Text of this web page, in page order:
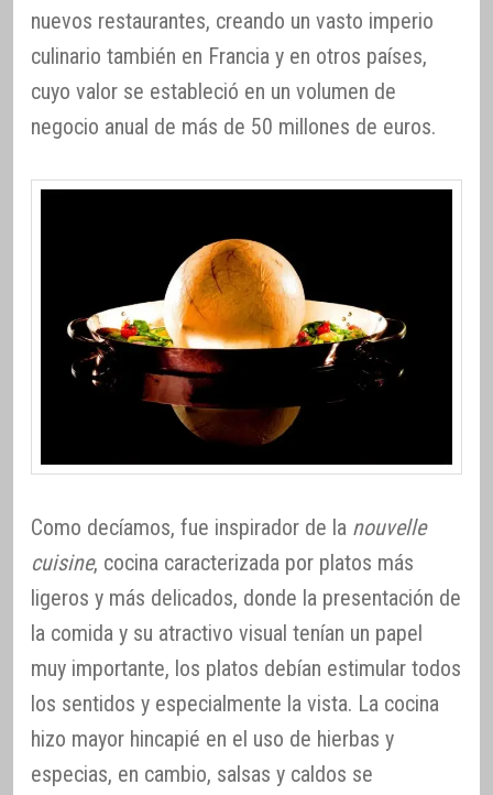
nuevos restaurantes, creando un vasto imperio
culinario también en Francia y en otros países,
cuyo valor se estableció en un volumen de
negocio anual de más de 50 millones de euros.
Como decíamos, fue inspirador de la nouvelle
cuisine, cocina caracterizada por platos más
ligeros y más delicados, donde la presentación de
la comida y su atractivo visual tenían un papel
muy importante, los platos debían estimular todos
los sentidos y especialmente la vista. La cocina
hizo mayor hincapié en el uso de hierbas y
especias, en cambio, salsas y caldos se